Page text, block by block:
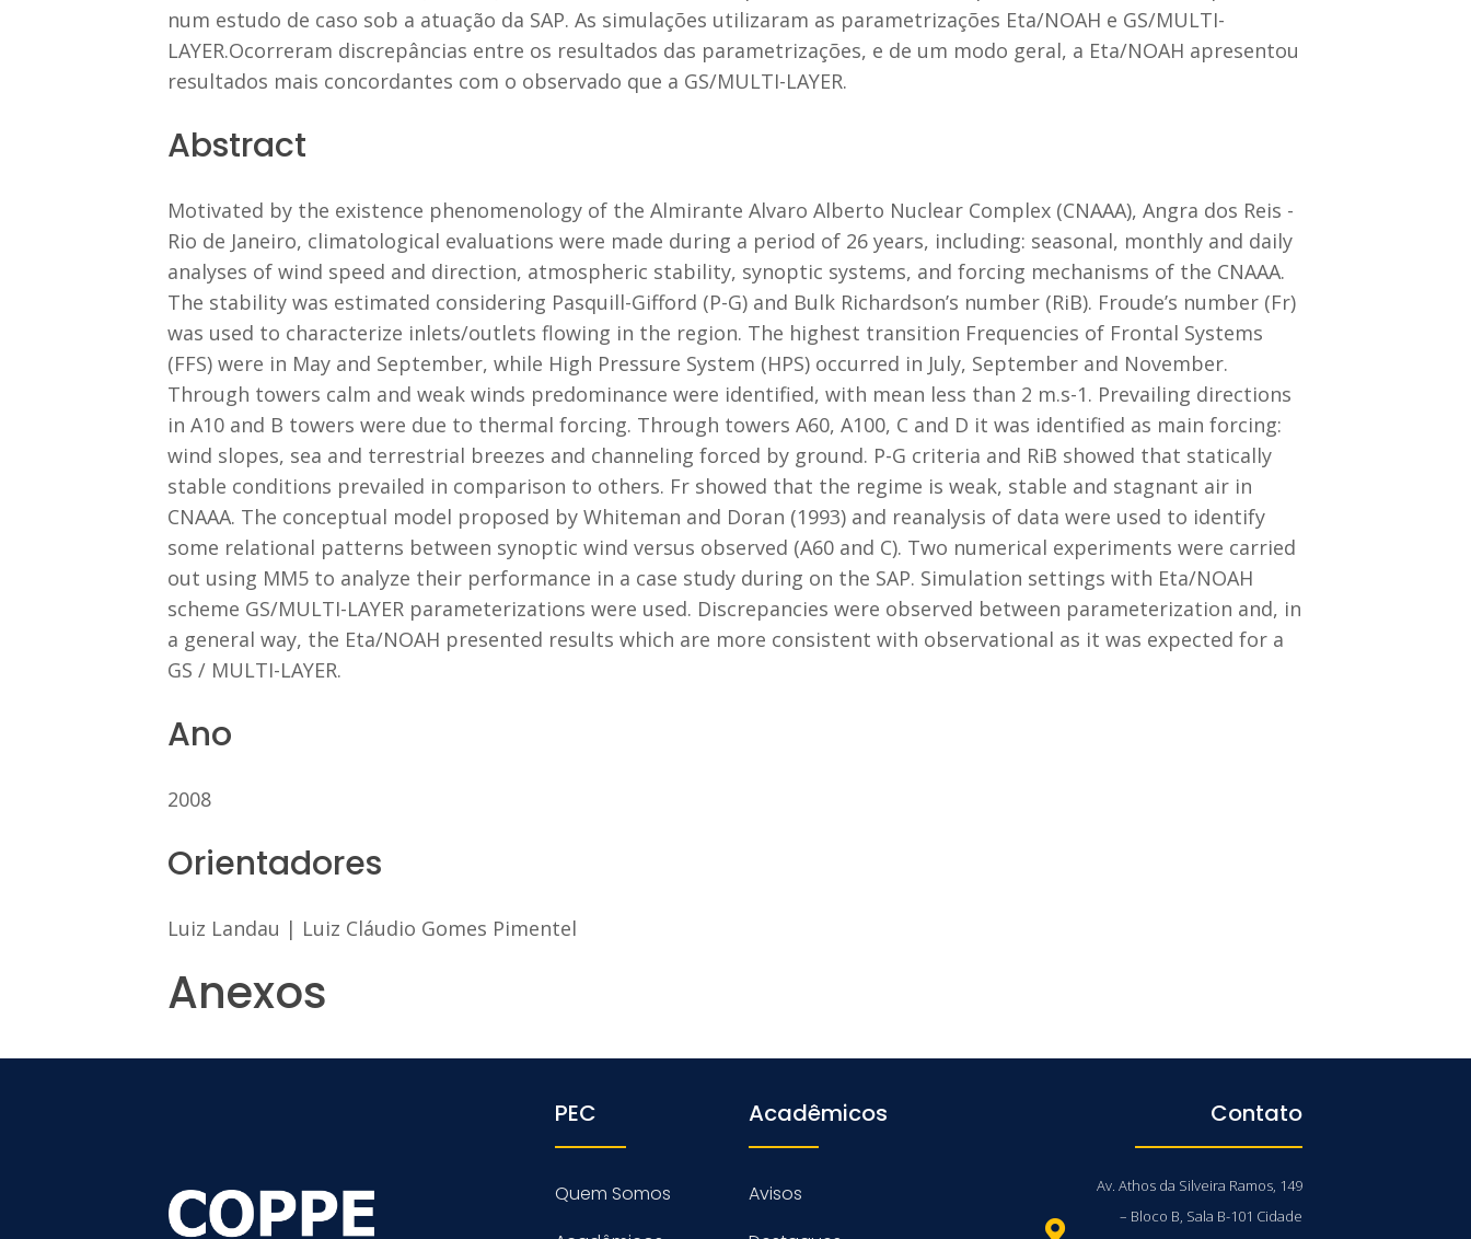
num estudo de caso sob a atuação da SAP. As simulações utilizaram as parametrizações Eta/NOAH e GS/MULTI-
LAYER.Ocorreram discrepâncias entre os resultados das parametrizações, e de um modo geral, a Eta/NOAH apresentou
resultados mais concordantes com o observado que a GS/MULTI-LAYER.
Abstract
Motivated by the existence phenomenology of the Almirante Alvaro Alberto Nuclear Complex (CNAAA), Angra dos Reis -
Rio de Janeiro, climatological evaluations were made during a period of 26 years, including: seasonal, monthly and daily
analyses of wind speed and direction, atmospheric stability, synoptic systems, and forcing mechanisms of the CNAAA.
The stability was estimated considering Pasquill-Gifford (P-G) and Bulk Richardson’s number (RiB). Froude’s number (Fr)
was used to characterize inlets/outlets flowing in the region. The highest transition Frequencies of Frontal Systems
(FFS) were in May and September, while High Pressure System (HPS) occurred in July, September and November.
Through towers calm and weak winds predominance were identified, with mean less than 2 m.s-1. Prevailing directions
in A10 and B towers were due to thermal forcing. Through towers A60, A100, C and D it was identified as main forcing:
wind slopes, sea and terrestrial breezes and channeling forced by ground. P-G criteria and RiB showed that statically
stable conditions prevailed in comparison to others. Fr showed that the regime is weak, stable and stagnant air in
CNAAA. The conceptual model proposed by Whiteman and Doran (1993) and reanalysis of data were used to identify
some relational patterns between synoptic wind versus observed (A60 and C). Two numerical experiments were carried
out using MM5 to analyze their performance in a case study during on the SAP. Simulation settings with Eta/NOAH
scheme GS/MULTI-LAYER parameterizations were used. Discrepancies were observed between parameterization and, in
a general way, the Eta/NOAH presented results which are more consistent with observational as it was expected for a
GS / MULTI-LAYER.
Ano
2008
Orientadores
Luiz Landau | Luiz Cláudio Gomes Pimentel
Anexos
PEC
Quem Somos
Acadêmicos
Avisos
Contato
Av. Athos da Silveira Ramos, 149
– Bloco B, Sala B-101 Cidade